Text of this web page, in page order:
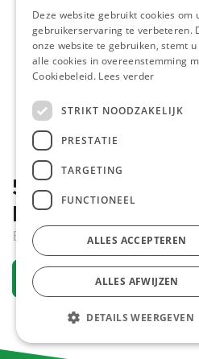
5739 Pain
Pastridor 44 x 105
Bestelartikel
Vraag een account aan
Deze website gebruikt cookies om
gebruikerservaring te verbeteren.
onze website te gebruiken, stemt
alle cookies in overeenstemming
Cookiebeleid. Lees verder
STRIKT NOODZAKELIJK
PRESTATIE
TARGETING
FUNCTIONEEL
ALLES ACCEPTEREN
ALLES AFWIJZEN
DETAILS WEERGEVEN